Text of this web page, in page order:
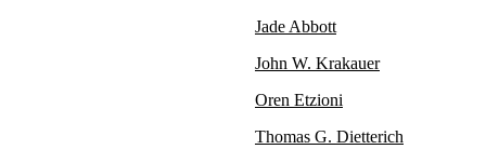
Jade Abbott
John W. Krakauer
Oren Etzioni
Thomas G. Dietterich